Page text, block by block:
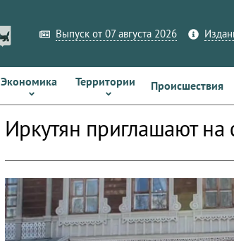
Выпуск от 07 августа 2026
Экономика Территории Происшествия
Иркутян приглашают на